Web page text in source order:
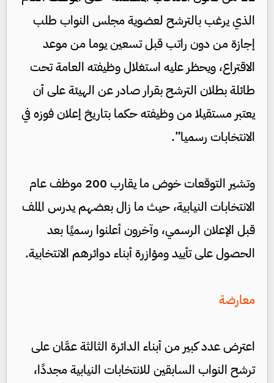
الذي يرغب بالترشح لعضوية مجلس النواب طلب
إجازة من دون راتب قبل تسعين يوما من موعد
الاقتراع، ويحظر عليه استغلال وظيفته العامة تحت
طائلة بطلان الترشح بقرار صادر عن الهيئة على أن
يعتبر مستقيلا من وظيفته حكما بتاريخ إعلان فوزه في
الانتخابات رسميا”.
وتشير التوقعات خوض ما يقارب 200 موظف عام
الانتخابات النيابية، حيث ما زال بعضهم يدرس الملف
قبل الإعلان الرسمي، وآخرون أعلنوا رسميًا بعد
الحصول على تأييد ومؤازرة أبناء دوائرهم الانتخابية.
معارضة
اعترض عدد كبير من أبناء الدائرة الثالثة عمَّان على
ترشح النواب السابقين للانتخابات النيابية مجددًا،